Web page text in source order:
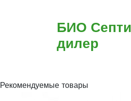
БИО
дилер
Рекомендуемые товары